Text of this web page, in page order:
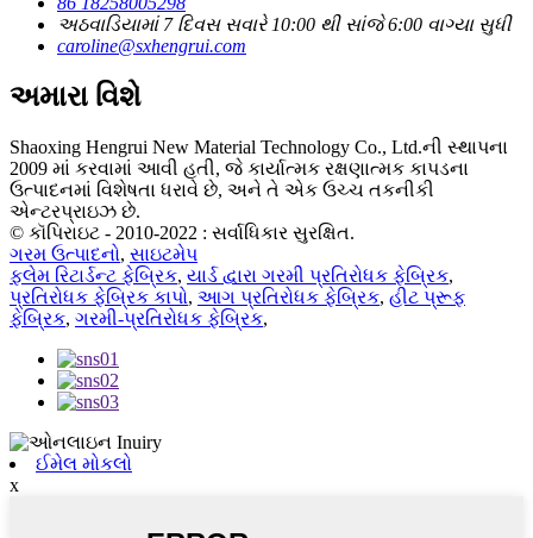
અઠવાડિયામાં 7 દિવસ સવારે 10:00 થી સાંજે 6:00 વાગ્યા સુધી
caroline@sxhengrui.com
અમારા વિશે
Shaoxing Hengrui New Material Technology Co., Ltd.ની સ્થાપના
2009 માં કરવામાં આવી હતી, જે કાર્યાત્મક રક્ષણાત્મક કાપડના
ઉત્પાદનમાં વિશેષતા ધરાવે છે, અને તે એક ઉચ્ચ તકનીકી
એન્ટરપ્રાઇઝ છે.
© કૉપિરાઇટ - 2010-2022 : સર્વાધિકાર સુરક્ષિત.
ગરમ ઉત્પાદનો, સાઇટમેપ
ફ્લેમ રિટાર્ડન્ટ ફેબ્રિક, યાર્ડ દ્વારા ગરમી પ્રતિરોધક ફેબ્રિક,
પ્રતિરોધક ફેબ્રિક કાપો, આગ પ્રતિરોધક ફેબ્રિક, હીટ પ્રૂફ
ફેબ્રિક, ગરમી-પ્રતિરોધક ફેબ્રિક,
ઈમેલ મોકલો
x